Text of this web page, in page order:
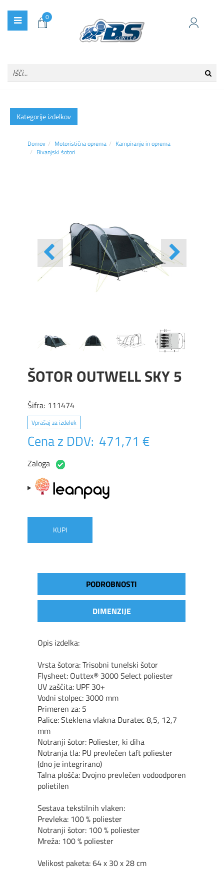
0
Kategorije izdelkov
Domov Motoristična oprema
Kampiranje in oprema
Bivanjski šotori
ŠOTOR OUTWELL SKY 5
Šifra: 111474
Vprašaj za izdelek
Cena z DDV: 471,71 €
Zaloga
KUPI
PODROBNOSTI
DIMENZIJE
Opis izdelka:
Vrsta šotora:Trisobni tunelski šotor
Flysheet: Outtex® 3000 Select poliester
UV zaščita: UPF 30+
Vodni stolpec: 3000 mm
Primeren za: 5
Palice:Steklena vlakna Duratec 8,5, 12,7
mm
Notranji šotor: Poliester, ki diha
Notranja tla: PU prevlečen taft poliester
(dno je integrirano)
Talna plošča: Dvojno prevlečen vodoodporen
polietilen
Sestava tekstilnih vlaken:
Prevleka: 100 % poliester
Notranji šotor: 100 % poliester
Mreža: 100 % poliester
Velikost paketa:64x 30x 28cm